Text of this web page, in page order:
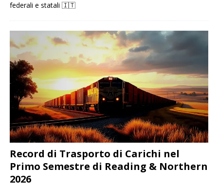
federali e statali 🇮🇹
Record di Trasporto di Carichi nel
Primo Semestre di Reading & Northern
2026